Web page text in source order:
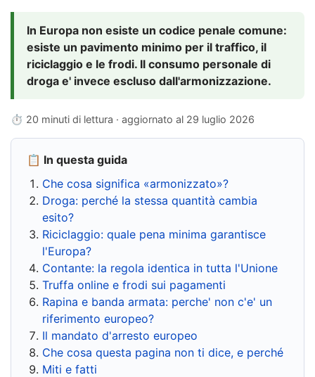
In Europa non esiste un codice penale comune:
esiste un pavimento minimo per il traffico, il
riciclaggio e le frodi. Il consumo personale di
droga e' invece escluso dall'armonizzazione.
⏱ 20 minuti di lettura · aggiornato al 29 luglio 2026
📋 In questa guida
Che cosa significa «armonizzato»?
Droga: perché la stessa quantità cambia
esito?
Riciclaggio: quale pena minima garantisce
l'Europa?
Contante: la regola identica in tutta l'Unione
Truffa online e frodi sui pagamenti
Rapina e banda armata: perche' non c'e' un
riferimento europeo?
Il mandato d'arresto europeo
Che cosa questa pagina non ti dice, e perché
Miti e fatti